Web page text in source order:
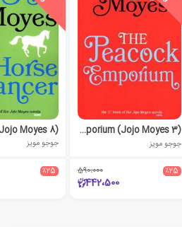
The Peacock Emporium (Jojo Moyes 3)
جوجو مویز
٪25 590،000
442،500
جوجو مویز
٪25